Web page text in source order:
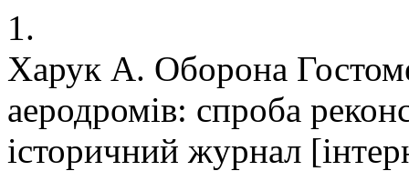
1.
Харук А. Оборона
аеродромів: спроба
історичний журнал